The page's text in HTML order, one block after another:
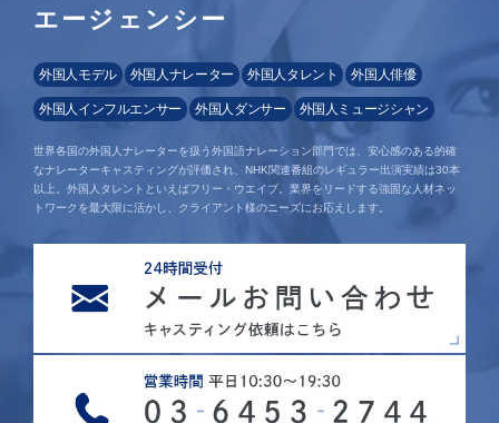
エージェンシー
外国人モデル 外国人ナレーター 外国人タレント 外国人俳優
外国人インフルエンサー 外国人ダンサー 外国人ミュージシャン
世界各国の外国人ナレーターを扱う外国語ナレーション部門では、安心感のある的確
なナレーターキャスティングが評価され、NHK関連番組のレギュラー出演実績は30本
以上。外国人タレントといえばフリー・ウエイブ。業界をリードする強固な人材ネッ
トワークを最大限に活かし、クライアント様のニーズにお応えします。